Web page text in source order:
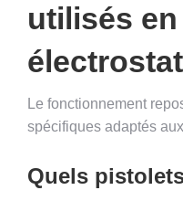
utilisés
Le fonctionnement
spécifiques adaptés
Quels